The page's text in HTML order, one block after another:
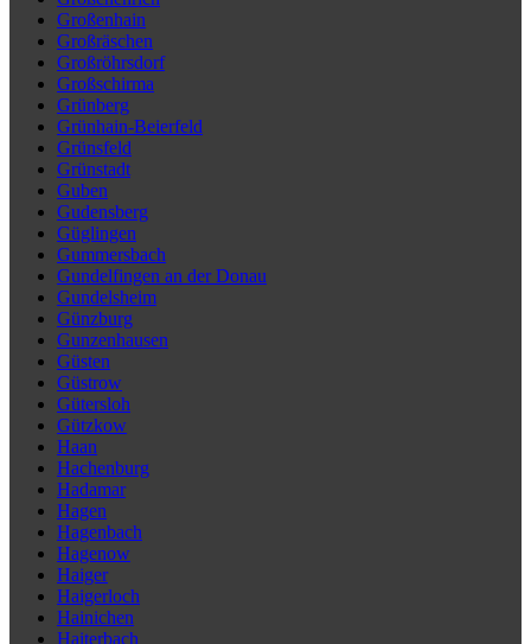
Großenhain
Großräschen
Großröhrsdorf
Großschirma
Grünberg
Grünhain-Beierfeld
Grünsfeld
Grünstadt
Guben
Gudensberg
Güglingen
Gummersbach
Gundelfingen an der Donau
Gundelsheim
Günzburg
Gunzenhausen
Güsten
Güstrow
Gütersloh
Gützkow
Haan
Hachenburg
Hadamar
Hagen
Hagenbach
Hagenow
Haiger
Haigerloch
Hainichen
Haiterbach